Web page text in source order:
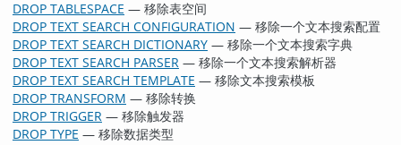
DROP TABLESPACE — 移除表空间
DROP TEXT SEARCH CONFIGURATION — 移除一个文本搜索配置
DROP TEXT SEARCH DICTIONARY — 移除一个文本搜索字典
DROP TEXT SEARCH PARSER — 移除一个文本搜索解析器
DROP TEXT SEARCH TEMPLATE — 移除文本搜索模板
DROP TRANSFORM — 移除转换
DROP TRIGGER — 移除触发器
DROP TYPE — 移除数据类型